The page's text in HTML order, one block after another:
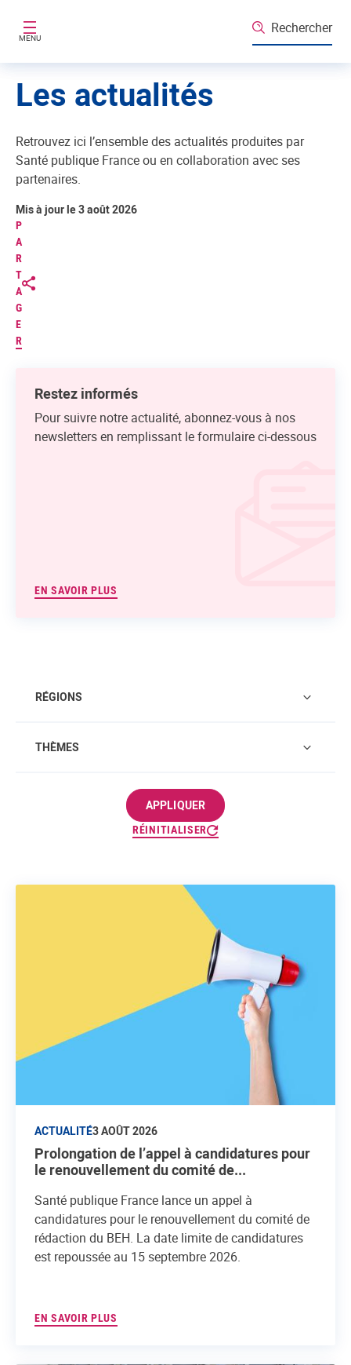
MENU
Rechercher
Les actualités
Retrouvez ici l’ensemble des actualités produites par
Santé publique France ou en collaboration avec ses
partenaires.
P
A
R
T
A
G
E
R
Mis à jour le 3 août 2026
Restez informés
Pour suivre notre actualité, abonnez-vous à nos
newsletters en remplissant le formulaire ci-dessous
EN SAVOIR PLUS
RÉGIONS
THÈMES
APPLIQUER
RÉINITIALISER
ACTUALITÉ3 AOÛT 2026
Prolongation de l’appel à candidatures pour
le renouvellement du comité de...
Santé publique France lance un appel à
candidatures pour le renouvellement du comité de
rédaction du BEH. La date limite de candidatures
est repoussée au 15 septembre 2026.
EN SAVOIR PLUS